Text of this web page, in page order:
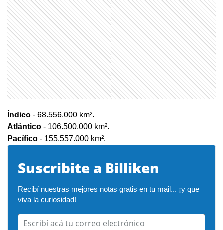
Índico - 68.556.000 km².
Atlántico - 106.500.000 km².
Pacífico - 155.557.000 km².
Suscribite a Billiken
Recibí nuestras mejores notas gratis en tu mail... ¡y que
viva la curiosidad!
Escribí acá tu correo electrónico